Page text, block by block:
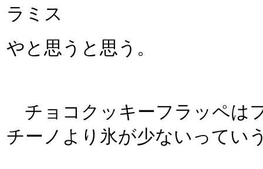
ラミス
やと思うと思う。
チョコクッキーフラッペは
チーノより氷が少ないってい